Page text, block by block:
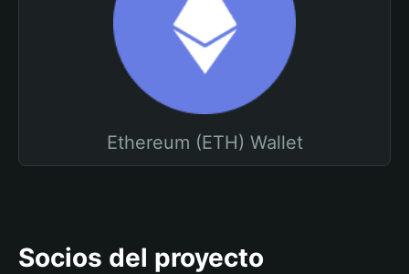
Ethereum (ETH) Wallet
Socios del proyecto